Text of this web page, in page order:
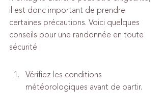
il est donc important de prendre
certaines précautions. Voici quelques
conseils pour une randonnée en toute
sécurité :
Vérifiez les conditions
météorologiques avant de partir.